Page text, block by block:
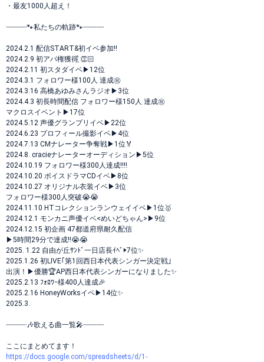
・最友1000人超え！
┈┈┈┈┈🐾私たちの軌跡🐾┈┈┈┈┈
2024.2.1 配信START&初イベ参加‼️
2024.2.9 初アバ権獲得 ̗̀👏🏻
2024.2.11 初スタダイベ▶︎12位
2024.3.1 フォロワー様100人 達成㊗️
2024.3.16 高橋あゆみさんラジオ▶︎3位
2024.4.3 初長時間配信 フォロワー様150人 達成㊗️
マクロスイベント▶︎17位
2024.5.12 声優グランプリイベ▶︎22位
2024.6.23 プロフィール撮影イベ▶︎4位
2024.7.13 CMナレーター争奪戦▶︎1位🏅
2024.8. cracieナレーターオーディション▶︎5位
2024.10.19 フォロワー様300人達成‼️‼️
2024.10.20 ボイスドラマCDイベ▶︎8位
2024.10.27 オリジナル衣装イベ▶︎3位
フォロワー様300人突破😭😭
2024.11.10 HTコレクションランウェイイベ▶︎1位🥇
2024.12.1 モンカニ声優イベ<めいどちゃん>▶︎9位
2024.12.15 初企画 47都道府県耐久配信
▶︎5時間29分で達成‼️😭😭
2025. 1.22 自由が丘ｻﾝﾄﾞ一日店長ｲﾍﾞ▶︎7位✨
2025.1.26 初LIVE｢第1回西日本代表シンガー決定戦｣
出演！▶︎優勝🏆AP西日本代表シンガーになりました✨
2025.2.13 ﾌｫﾛﾜｰ様400人達成🎉
2025.2.16 HoneyWorksイベ▶︎14位✨
2025.3.
┈┈┈┈┈🎶歌える曲一覧🎤┈┈┈┈┈
ここにまとめてます！
https://docs.google.com/spreadsheets/d/1-